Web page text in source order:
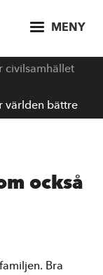
MENY
civilsamhället
världen bättre
också
Bra